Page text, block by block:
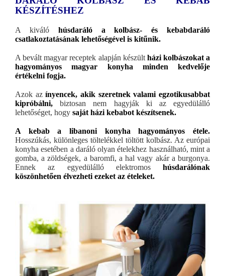
KÉSZÍTÉSHEZ
A kiváló húsdaráló a kolbász- és kebabdaráló
csatlakoztatásának lehetőségével is kitűnik.
A bevált magyar receptek alapján készült házi kolbászokat a
hagyományos magyar konyha minden kedvelője
értékelni fogja.
Azok azínyencek, akik szeretnek valami egzotikusabbat
kipróbálni, biztosan nem hagyják ki az egyedülálló
lehetőséget, hogy saját házi kebabot készítsenek.
A kebab a libanoni konyha hagyományos étele.
Hosszúkás, különleges töltelékkel töltött kolbász. Az európai
konyha esetében a daráló olyan ételekhez használható, mint a
gomba, a zöldségek, a baromfi, a hal vagy akár a burgonya.
Ennek az egyedülálló elektromos húsdarálónak
köszönhetően élvezheti ezeket az ételeket.